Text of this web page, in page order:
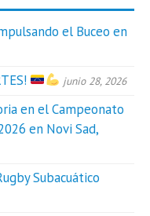
el Buceo en
junio 28, 2026
en el Campeonato
en Novi Sad,
Subacuático